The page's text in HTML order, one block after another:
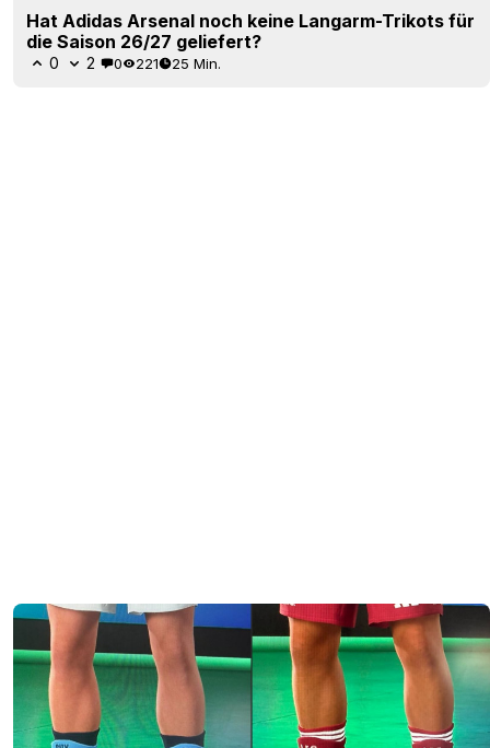
Hat Adidas Arsenal noch keine Langarm-Trikots für
die Saison 26/27 geliefert?
0 2 0 221 25 Min.